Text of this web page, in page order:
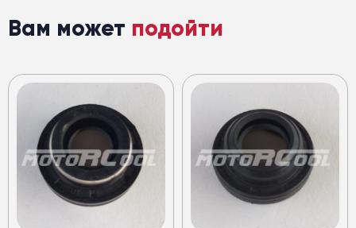
Вам может подойти